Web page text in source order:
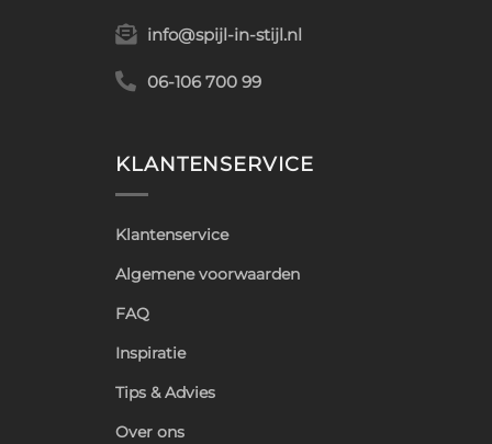
info@spijl-in-stijl.nl
06-106 700 99
KLANTENSERVICE
Klantenservice
Algemene voorwaarden
FAQ
Inspiratie
Tips & Advies
Over ons